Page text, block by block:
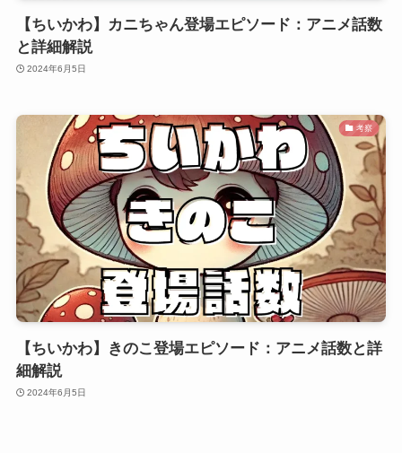
【ちいかわ】カニちゃん登場エピソード：アニメ話数
と詳細解説
2024年6月5日
考察
【ちいかわ】きのこ登場エピソード：アニメ話数と詳
細解説
2024年6月5日